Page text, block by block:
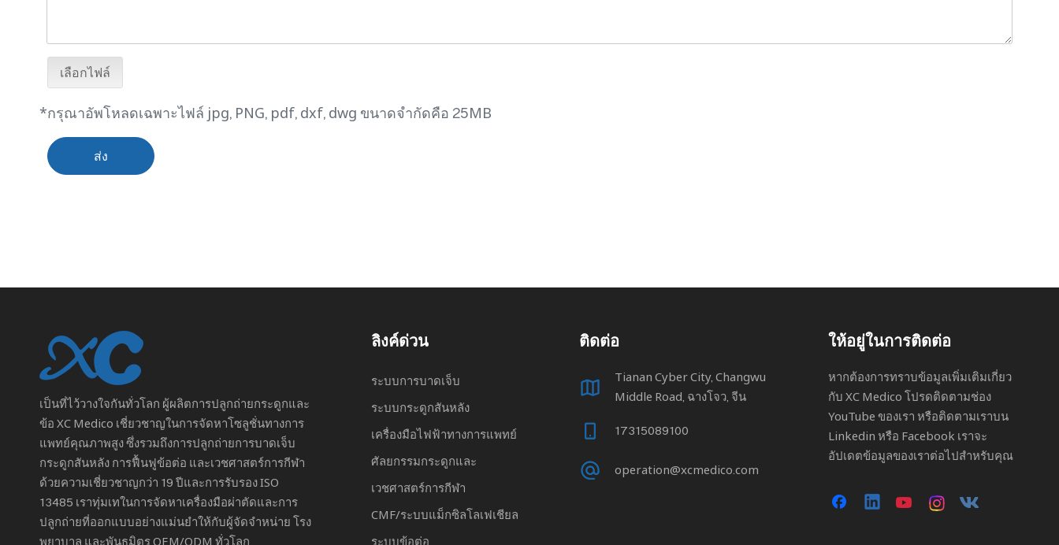
เลือกไฟล์
*กรุณาอัพโหลดเฉพาะไฟล์ jpg, PNG, pdf, dxf, dwg ขนาดจำกัดคือ 25MB
ส่ง
เป็นที่ไว้วางใจกันทั่วโลก ผู้ผลิตการปลูกถ่ายกระดูกและ
ข้อ XC Medico เชี่ยวชาญในการจัดหาโซลูชั่นทางการ
แพทย์คุณภาพสูง ซึ่งรวมถึงการปลูกถ่ายการบาดเจ็บ
กระดูกสันหลัง การฟื้นฟูข้อต่อ และเวชศาสตร์การกีฬา
ด้วยความเชี่ยวชาญกว่า 19 ปีและการรับรอง ISO
13485 เราทุ่มเทในการจัดหาเครื่องมือผ่าตัดและการ
ปลูกถ่ายที่ออกแบบอย่างแม่นยำให้กับผู้จัดจำหน่าย โรง
พยาบาล และพันธมิตร OEM/ODM ทั่วโลก
ลิงค์ด่วน
ระบบการบาดเจ็บ
ระบบกระดูกสันหลัง
เครื่องมือไฟฟ้าทางการแพทย์
ศัลยกรรมกระดูกและ
เวชศาสตร์การกีฬา
CMF/ระบบแม็กซิลโลเฟเชียล
ระบบข้อต่อ
ติดต่อ
Tianan Cyber ​​City, Changwu
Middle Road, ฉางโจว, จีน
17315089100
operation@xcmedico.com
ให้อยู่ในการติดต่อ
หากต้องการทราบข้อมูลเพิ่มเติมเกี่ยว
กับ XC Medico โปรดติดตามช่อง
YouTube ของเรา หรือติดตามเราบน
Linkedin หรือ Facebook เราจะ
อัปเดตข้อมูลของเราต่อไปสำหรับคุณ